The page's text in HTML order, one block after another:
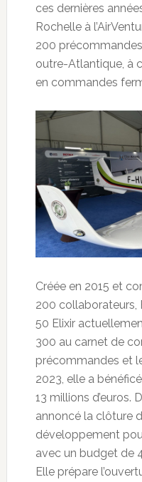
ces dernières
Rochelle à
200
outre-Atlantique, à
en commandes
Créée en 2015 et
200 collaborateurs,
50 Elixir
300 au carnet de
précommandes et
2023, elle a
13 millions d’euros.
annoncé la clôture
développement
avec un budget de
Elle prépare